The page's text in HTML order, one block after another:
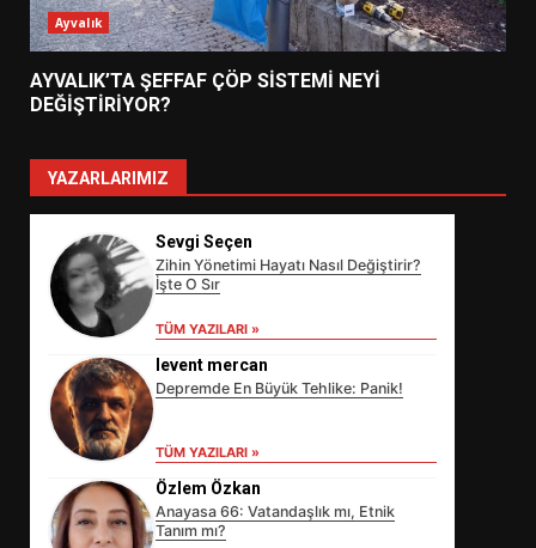
Ayvalık
AYVALIK’TA ŞEFFAF ÇÖP SİSTEMİ NEYİ
DEĞİŞTİRİYOR?
YAZARLARIMIZ
Sevgi Seçen
Zihin Yönetimi Hayatı Nasıl Değiştirir?
İşte O Sır
TÜM YAZILARI »
levent mercan
Depremde En Büyük Tehlike: Panik!
TÜM YAZILARI »
Özlem Özkan
Anayasa 66: Vatandaşlık mı, Etnik
Tanım mı?
EİB’DE KRİTİK ATAMA:
SÜRDÜRÜLEBİLİRLİKTE NE
DEĞİŞECEK?